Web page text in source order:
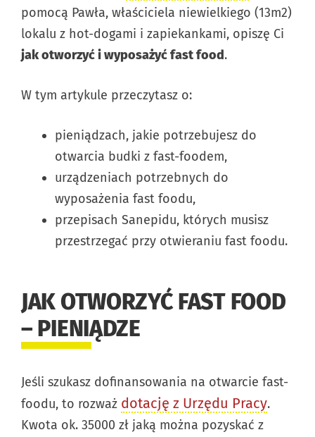
pomocą Pawła, właściciela niewielkiego (13m2)
lokalu z hot-dogami i zapiekankami, opiszę Ci
jak otworzyć i wyposażyć fast food.
W tym artykule przeczytasz o:
pieniądzach, jakie potrzebujesz do
otwarcia budki z fast-foodem,
urządzeniach potrzebnych do
wyposażenia fast foodu,
przepisach Sanepidu, których musisz
przestrzegać przy otwieraniu fast foodu.
JAK OTWORZYĆ FAST FOOD
– PIENIĄDZE
Jeśli szukasz dofinansowania na otwarcie fast-
foodu, to rozważ dotację z Urzędu Pracy.
Kwota ok. 35000 zł jaką można pozyskać z